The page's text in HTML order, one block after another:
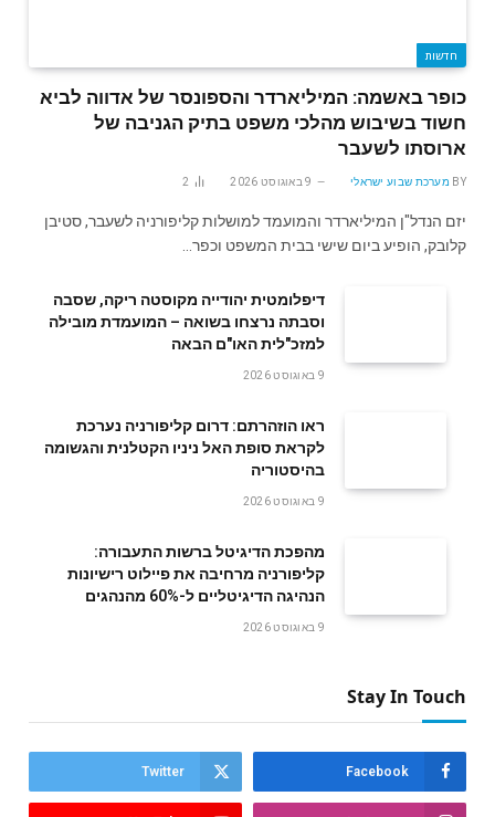
חדשות
כופר באשמה: המיליארדר והספונסר של אדווה לביא
חשוד בשיבוש מהלכי משפט בתיק הגניבה של
ארוסתו לשעבר
BY מערכת שבוע ישראלי 9 באוגוסט 2026 2
יזם הנדל"ן המיליארדר והמועמד למושלות קליפורניה לשעבר, סטיבן
קלובק, הופיע ביום שישי בבית המשפט וכפר…
דיפלומטית יהודייה מקוסטה ריקה, שסבה
וסבתה נרצחו בשואה – המועמדת מובילה
למזכ"לית האו"ם הבאה
9 באוגוסט 2026
ראו הוזהרתם: דרום קליפורניה נערכת
לקראת סופת האל ניניו הקטלנית והגשומה
בהיסטוריה
9 באוגוסט 2026
מהפכת הדיגיטל ברשות התעבורה:
קליפורניה מרחיבה את פיילוט רישיונות
הנהיגה הדיגיטליים ל-60% מהנהגים
9 באוגוסט 2026
Stay In Touch
Facebook
Twitter